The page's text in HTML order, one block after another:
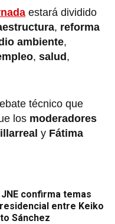
estará dividido
, reforma
ambiente,
, salud,
técnico que
los moderadores
y Fátima
confirma temas
entre Keiko
Sánchez